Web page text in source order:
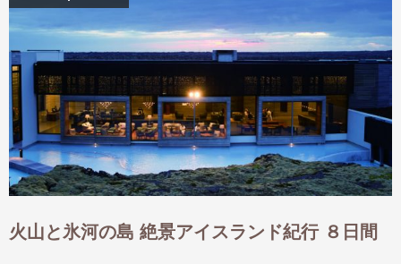
火山と氷河の島 絶景アイスランド紀行 ８日間